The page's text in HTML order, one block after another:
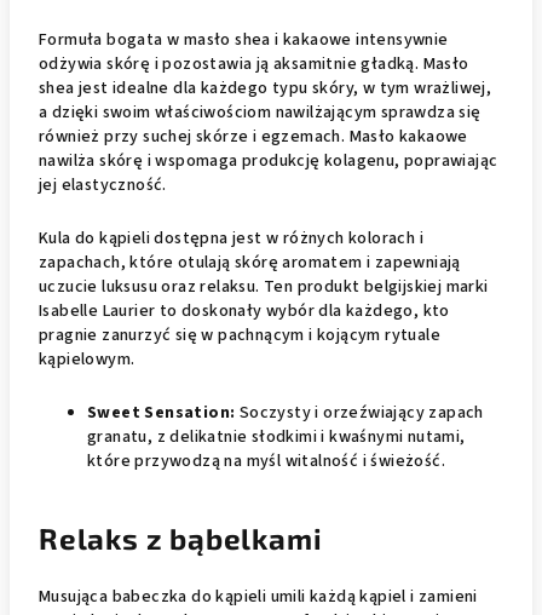
Formuła bogata w masło shea i kakaowe intensywnie
odżywia skórę i pozostawia ją aksamitnie gładką. Masło
shea jest idealne dla każdego typu skóry, w tym wrażliwej,
a dzięki swoim właściwościom nawilżającym sprawdza się
również przy suchej skórze i egzemach. Masło kakaowe
nawilża skórę i wspomaga produkcję kolagenu, poprawiając
jej elastyczność.
Kula do kąpieli dostępna jest w różnych kolorach i
zapachach, które otulają skórę aromatem i zapewniają
uczucie luksusu oraz relaksu. Ten produkt belgijskiej marki
Isabelle Laurier to doskonały wybór dla każdego, kto
pragnie zanurzyć się w pachnącym i kojącym rytuale
kąpielowym.
Sweet Sensation: Soczysty i orzeźwiający zapach
granatu, z delikatnie słodkimi i kwaśnymi nutami,
które przywodzą na myśl witalność i świeżość.
Relaks z bąbelkami
Musująca babeczka do kąpieli umili każdą kąpiel i zamieni